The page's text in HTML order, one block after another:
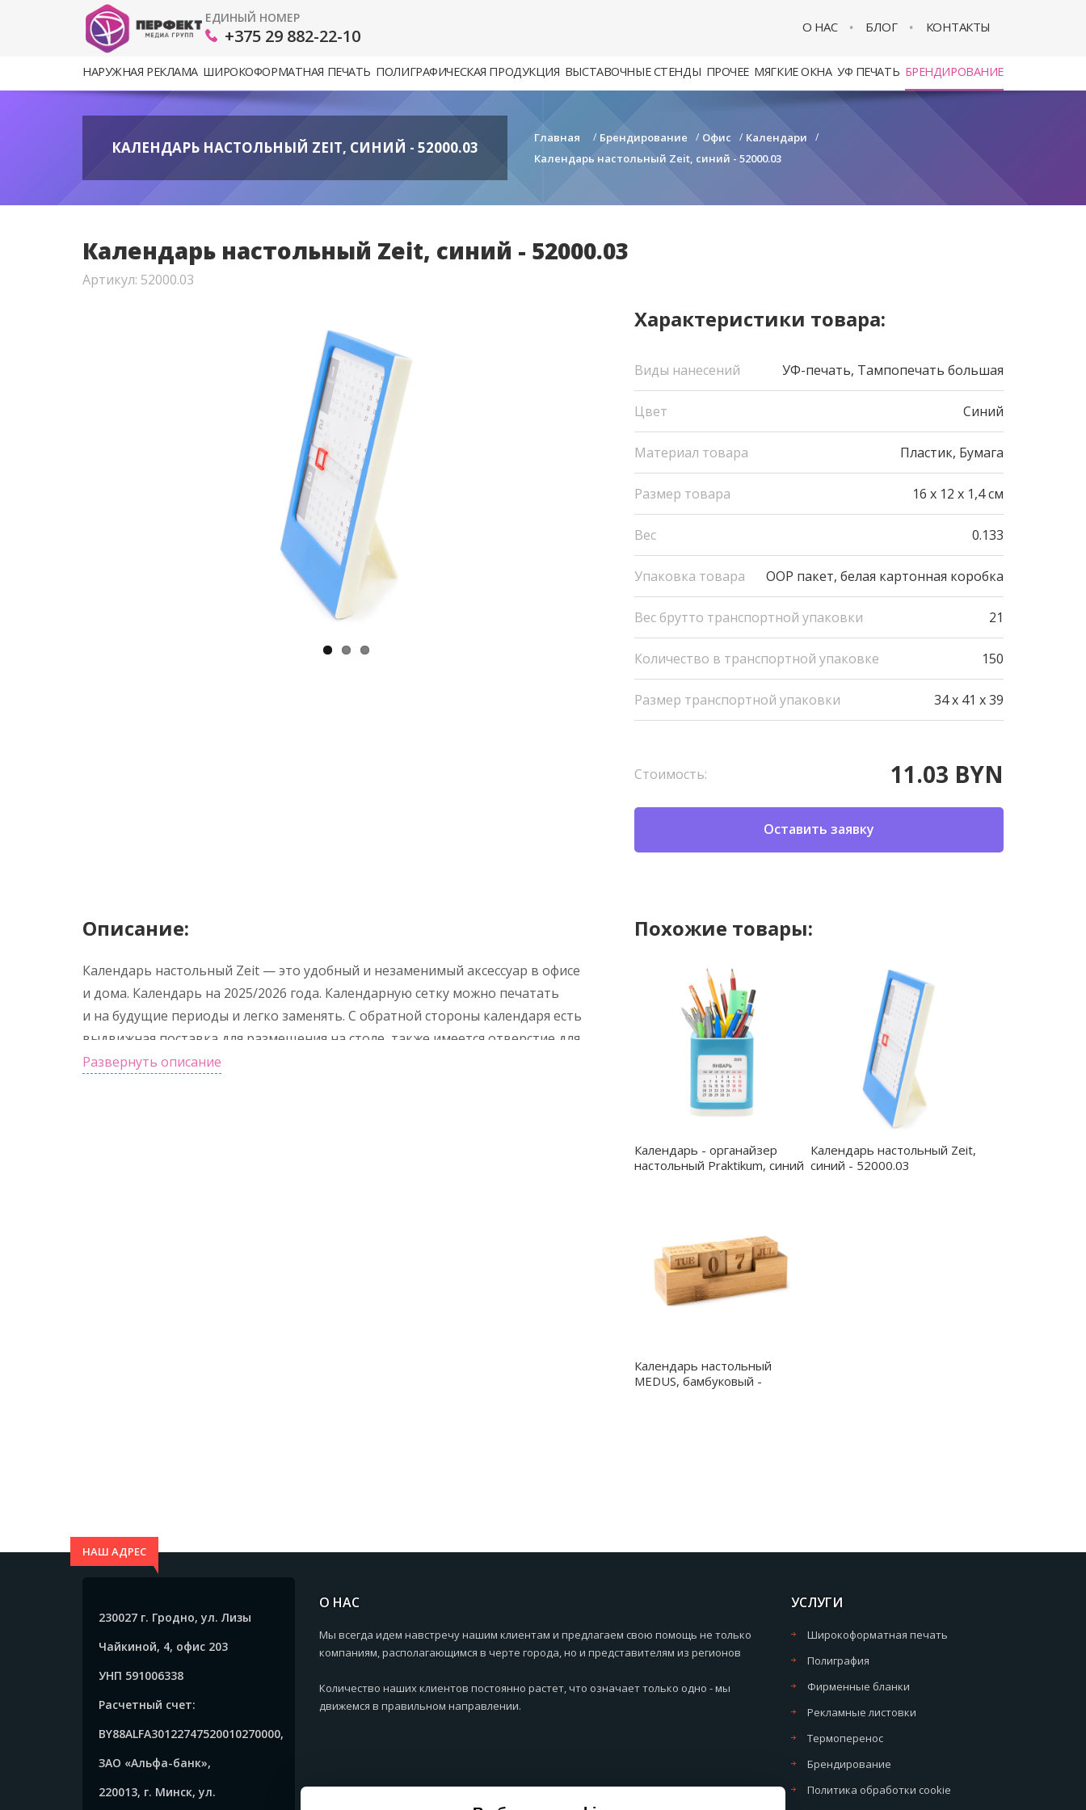
ЕДИНЫЙ НОМЕР
+375 29 882-22-10 О НАС БЛОГ КОНТАКТЫ
НАРУЖНАЯ РЕКЛАМА ШИРОКОФОРМАТНАЯ ПЕЧАТЬ ПОЛИГРАФИЧЕСКАЯ ПРОДУКЦИЯ ВЫСТАВОЧНЫЕ СТЕНДЫ ПРОЧЕЕ МЯГКИЕ ОКНА УФ ПЕЧАТЬ БРЕНДИРОВАНИЕ
КАЛЕНДАРЬ НАСТОЛЬНЫЙ ZEIT, СИНИЙ - 52000.03
Главная / Брендирование / Офис / Календари /
Календарь настольный Zeit, синий - 52000.03
Календарь настольный Zeit, синий - 52000.03
Артикул: 52000.03
Характеристики товара:
Виды нанесений УФ-печать, Тампопечать большая
Цвет Синий
Материал товара Пластик, Бумага
Размер товара 16 x 12 x 1,4 см
Вес 0.133
Упаковка товара OOP пакет, белая картонная коробка
Вес брутто транспортной упаковки 21
Количество в транспортной упаковке 150
Размер транспортной упаковки 34 x 41 x 39
Стоимость: 11.03 BYN
Оставить заявку
Описание:
Календарь настольный Zeit — это удобный и незаменимый аксессуар в офисе
и дома. Календарь на 2025/2026 года. Календарную сетку можно печатать
и на будущие периоды и легко заменять. С обратной стороны календаря есть
выдвижная поставка для размещения на столе, также имеется отверстие для
размещения календаря на стене. Календарь настольный Zeit поставляется
Развернуть описание
Похожие товары:
Календарь - органайзер
настольный Praktikum, синий
Календарь настольный Zeit,
синий - 52000.03
Календарь настольный
MEDUS, бамбуковый -
НАШ АДРЕС
230027 г. Гродно, ул. Лизы
Чайкиной, 4, офис 203
УНП 591006338
Расчетный счет:
BY88ALFA30122747520010270000,
ЗАО «Альфа-банк»,
220013, г. Минск, ул.
О НАС
Мы всегда идем навстречу нашим клиентам и предлагаем свою помощь не только
компаниям, располагающимся в черте города, но и представителям из регионов
Количество наших клиентов постоянно растет, что означает только одно - мы
движемся в правильном направлении.
УСЛУГИ
Широкоформатная печать
Полиграфия
Фирменные бланки
Рекламные листовки
Термоперенос
Брендирование
Политика обработки cookie